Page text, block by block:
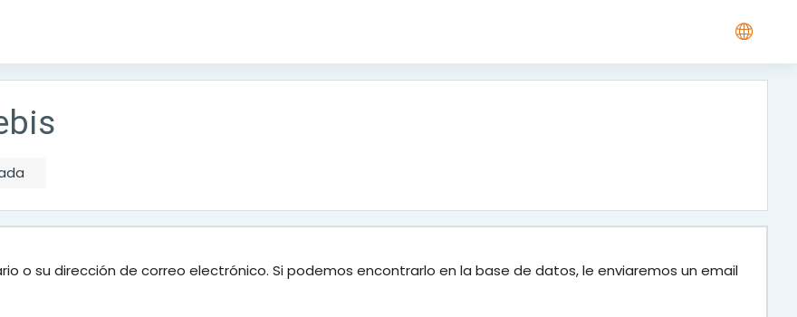
o su dirección de correo electrónico. Si podemos encontrarlo en la base de datos, le enviaremos un email